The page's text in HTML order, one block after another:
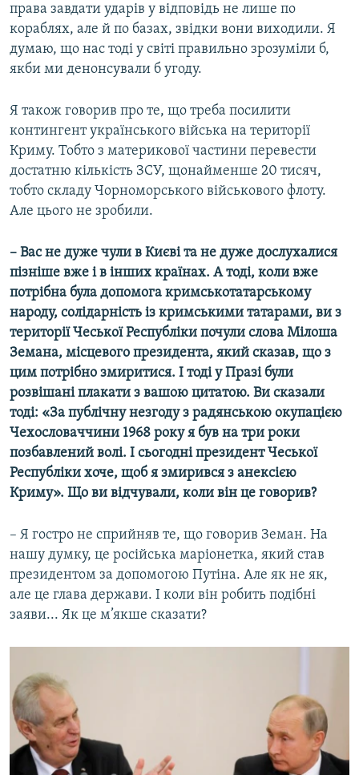
права завдати ударів у відповідь не лише по
кораблях, але й по базах, звідки вони виходили. Я
думаю, що нас тоді у світі правильно зрозуміли б,
якби ми денонсували б угоду.
Я також говорив про те, що треба посилити
контингент українського війська на території
Криму. Тобто з материкової частини перевести
достатню кількість ЗСУ, щонайменше 20 тисяч,
тобто складу Чорноморського військового флоту.
Але цього не зробили.
– Вас не дуже чули в Києві та не дуже дослухалися
пізніше вже і в інших країнах. А тоді, коли вже
потрібна була допомога кримськотатарському
народу, солідарність із кримськими татарами, ви з
території Чеської Республіки почули слова Мілоша
Земана, місцевого президента, який сказав, що з
цим потрібно змиритися. І тоді у Празі були
розвішані плакати з вашою цитатою. Ви сказали
тоді: «За публічну незгоду з радянською окупацією
Чехословаччини 1968 року я був на три роки
позбавлений волі. І сьогодні президент Чеської
Республіки хоче, щоб я змирився з анексією
Криму». Що ви відчували, коли він це говорив?
– Я гостро не сприйняв те, що говорив Земан. На
нашу думку, це російська маріонетка, який став
президентом за допомогою Путіна. Але як не як,
але це глава держави. І коли він робить подібні
заяви... Як це м’якше сказати?